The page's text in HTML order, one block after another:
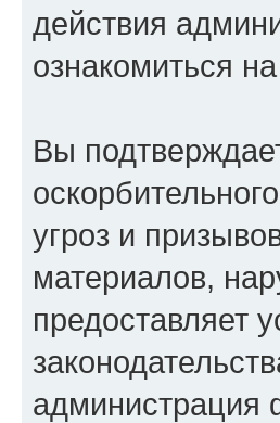
действия
ознакомиться на
Вы
угроз и
материалов,
предоставляет
администрация